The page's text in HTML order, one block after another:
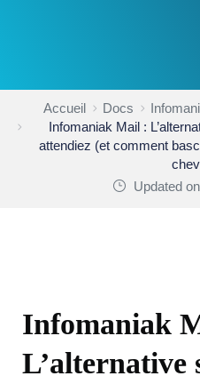
Accueil Docs
Infomaniak Mail :
attendiez (et comment
Updated
Infomaniak
L’alternative